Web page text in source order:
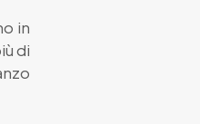
in
di